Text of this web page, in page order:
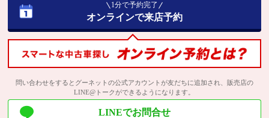
1分で予約完了
オンラインで来店予約
問い合わせをするとグーネットの公式アカウントが友だちに追加され、販売店の
LINE@トークができるようになります。
LINEでお問合せ